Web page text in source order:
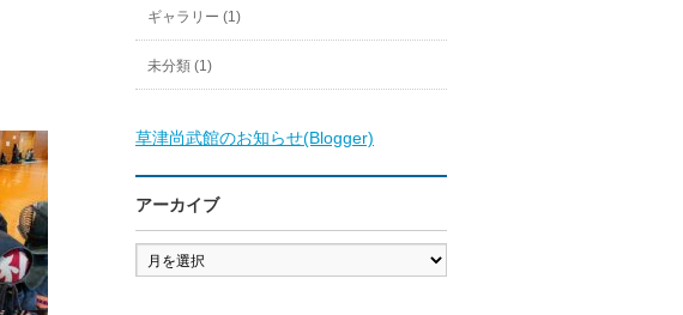
ギャラリー (1)
未分類 (1)
草津尚武館のお知らせ(Blogger)
アーカイブ
ア
ー